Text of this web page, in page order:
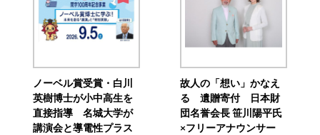
ノーベル賞受賞・白川
英樹博士が小中高生を
直接指導 名城大学が
講演会と導電性プラス
故人の「想い」かなえ
る 遺贈寄付 日本財
団名誉会長 笹川陽平氏
×フリーアナウンサー